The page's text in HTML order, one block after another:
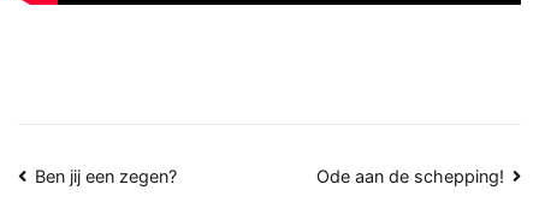
Bericht
Ben jij een zegen? Ode aan de schepping!